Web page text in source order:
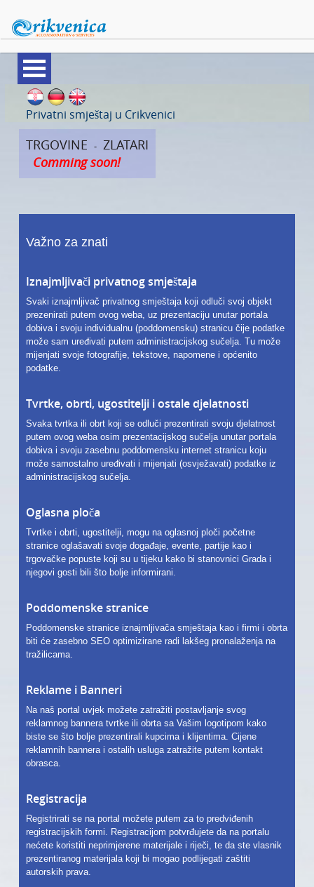
APARTMANI
SOBE
VILE
TRGOVINE
LJEPOTA I ZDRAVLJE
AUTO MOTO
USLUGE
IZLETI
FOTOGRAFIJA I VIDEO SNIMANJE
Privatni smještaj u Crikvenici
TRGOVINE - ZLATARI
Comming soon!
Važno za znati
Iznajmljivači privatnog smještaja
Svaki iznajmljivač privatnog smještaja koji odluči svoj objekt
prezenirati putem ovog weba, uz prezentaciju unutar portala
dobiva i svoju individualnu (poddomensku) stranicu čije podatke
može sam uređivati putem administracijskog sučelja. Tu može
mijenjati svoje fotografije, tekstove, napomene i općenito
podatke.
Tvrtke, obrti, ugostitelji i ostale djelatnosti
Svaka tvrtka ili obrt koji se odluči prezentirati svoju djelatnost
putem ovog weba osim prezentacijskog sučelja unutar portala
dobiva i svoju zasebnu poddomensku internet stranicu koju
može samostalno uređivati i mijenjati (osvježavati) podatke iz
administracijskog sučelja.
Oglasna ploča
Tvrtke i obrti, ugostitelji, mogu na oglasnoj ploči početne
stranice oglašavati svoje događaje, evente, partije kao i
trgovačke popuste koji su u tijeku kako bi stanovnici Grada i
njegovi gosti bili što bolje informirani.
Poddomenske stranice
Poddomenske stranice iznajmljivača smještaja kao i firmi i obrta
biti će zasebno SEO optimizirane radi lakšeg pronalaženja na
tražilicama.
Reklame i Banneri
Na naš portal uvjek možete zatražiti postavljanje svog
reklamnog bannera tvrtke ili obrta sa Vašim logotipom kako
biste se što bolje prezentirali kupcima i klijentima. Cijene
reklamnih bannera i ostalih usluga zatražite putem kontakt
obrasca.
Registracija
Registrirati se na portal možete putem za to predviđenih
registracijskih formi. Registracijom potvrđujete da na portalu
nećete koristiti neprimjerene materijale i riječi, te da ste vlasnik
prezentiranog materijala koji bi mogao podlijegati zaštiti
autorskih prava.